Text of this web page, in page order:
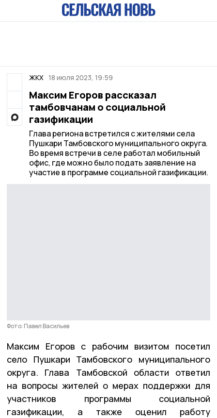
ЖКХ 18 июля 2023, 19:59
Максим Егоров рассказал
тамбовчанам о социальной
газификации
Глава региона встретился с жителями села
Пушкари Тамбовского муниципального округа.
Во время встречи в селе работал мобильный
офис, где можно было подать заявление на
участие в программе социальной газификации.
Фото: Павел Васильев
Максим Егоров с рабочим визитом посетил
село Пушкари Тамбовского муниципального
округа. Глава Тамбовской области ответил
на вопросы жителей о мерах поддержки для
участников программы социальной
газификации, а также оценил работу